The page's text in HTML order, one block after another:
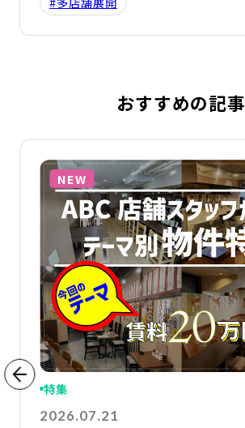
おすすめの記事
細を見る
NEW
特集
2026.07.21